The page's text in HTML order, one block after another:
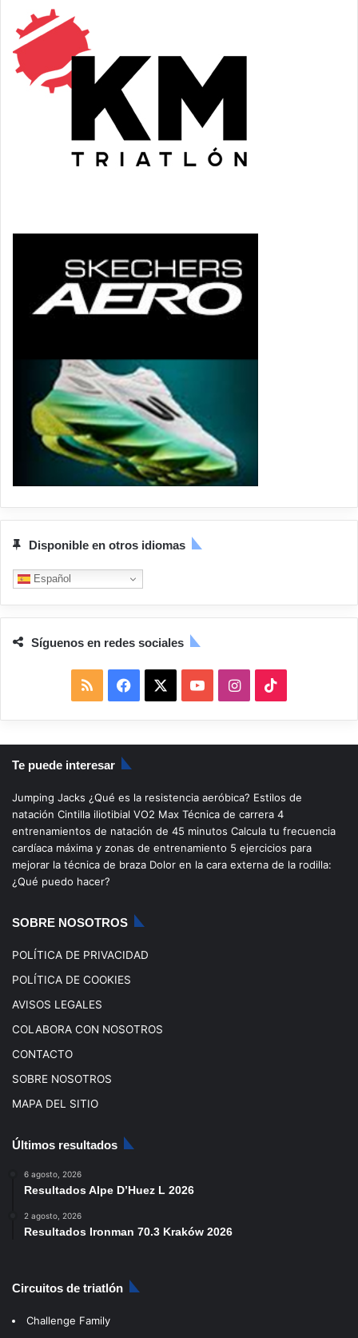
Disponible en otros idiomas
Español
Síguenos en redes sociales
S
S
a
c
b
o
o
u
u
b
I
n
s
a
g
i
k
o
k
Te puede interesar
Jumping Jacks ¿Qué es la resistencia aeróbica? Estilos de
natación Cintilla iliotibial VO2 Max Técnica de carrera 4
entrenamientos de natación de 45 minutos Calcula tu frecuencia
cardíaca máxima y zonas de entrenamiento 5 ejercicios para
mejorar la técnica de braza Dolor en la cara externa de la rodilla:
¿Qué puedo hacer?
SOBRE NOSOTROS
POLÍTICA DE PRIVACIDAD
POLÍTICA DE COOKIES
AVISOS LEGALES
COLABORA CON NOSOTROS
CONTACTO
SOBRE NOSOTROS
MAPA DEL SITIO
Últimos resultados
6 agosto, 2026
Resultados Alpe D’Huez L 2026
2 agosto, 2026
Resultados Ironman 70.3 Kraków 2026
Circuitos de triatlón
Challenge Family